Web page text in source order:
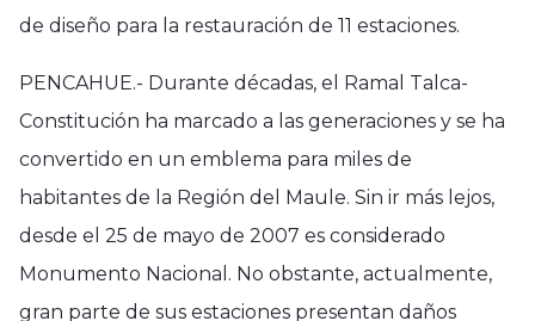
de diseño para la restauración de 11 estaciones.
PENCAHUE.- Durante décadas, el Ramal Talca-
Constitución ha marcado a las generaciones y se ha
convertido en un emblema para miles de
habitantes de la Región del Maule. Sin ir más lejos,
desde el 25 de mayo de 2007 es considerado
Monumento Nacional. No obstante, actualmente,
gran parte de sus estaciones presentan daños